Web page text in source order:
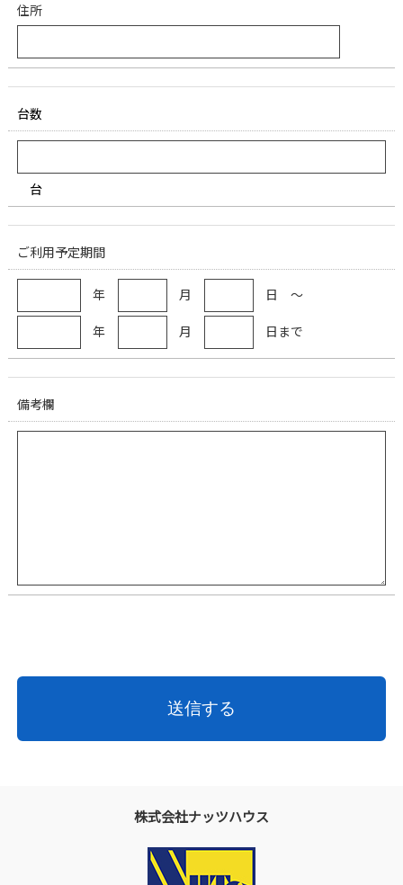
住所
台数
台
ご利用予定期間
年 月 日 ～
年 月 日まで
備考欄
株式会社ナッツハウス